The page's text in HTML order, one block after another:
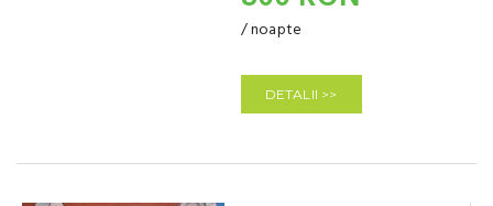
/ noapte
DETALII >>